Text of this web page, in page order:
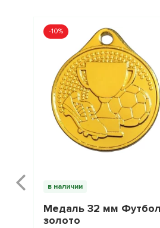
-10%
в наличии
Медаль 32 мм Футбол
золото